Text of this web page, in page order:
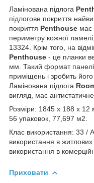
Ламінована підлога
підлогове покриття
покриття Penthouse має
периметру кожної
13324. Крім того, на
Penthouse - це планки
мм. Такий формат панелі
приміщень і зробить
Ламінована підлога
вигляд, має антистатичне
Розміри: 1845 х 188 х
56 упаковок, 77,697 м2.
Клас використання: 33 /
використання в
використання в
Приховати